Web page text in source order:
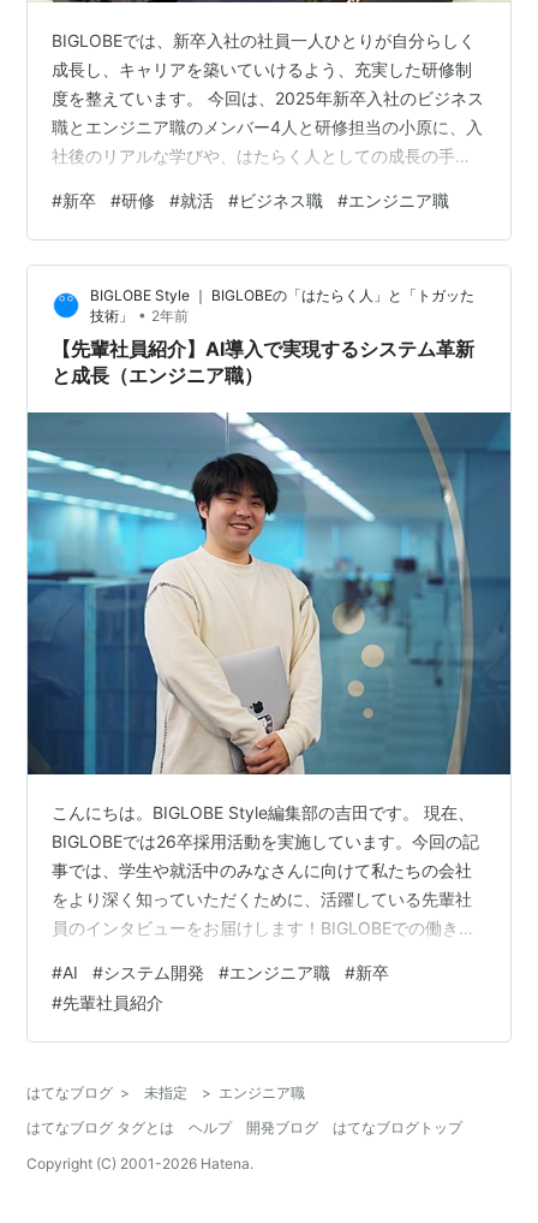
BIGLOBEでは、新卒入社の社員一人ひとりが自分らしく
成長し、キャリアを築いていけるよう、充実した研修制
度を整えています。 今回は、2025年新卒入社のビジネス
職とエンジニア職のメンバー4人と研修担当の小原に、入
社後のリアルな学びや、はたらく人としての成長の手応
に記載しており、研修の内容は見直し変更になる場合も
あります。 BIGLOBEの「きめ細かく、手厚い」新卒研修
学んだことが、仕事に活きる瞬間 入社前にやっておくべ
きこと 最後に、BIGLOBEへの入社を考えている学生さん
へのメッセージ BIGLOBEの「きめ細かく、手厚い」新卒
研修…
#新卒 #研修 #就活 #ビジネス職 #エンジニア職
BIGLOBE Style ｜ BIGLOBEの「はたらく人」と「トガッた
技術」
• 2年前
【先輩社員紹介】AI導入で実現するシステム革新
と成長（エンジニア職）
こんにちは。BIGLOBE Style編集部の吉田です。 現在、
BIGLOBEでは26卒採用活動を実施しています。今回の記
事では、学生や就活中のみなさんに向けて私たちの会社
をより深く知っていただくために、活躍している先輩社
員のインタビューをお届けします！BIGLOBEでの働き方
ひご一読ください。 第1弾は、入社2年目のエンジニアで
す。どのように仕事に取り組み、成長しているのか、具
体的な経験を通じてお話しします。 【エンジニア職】 川
推進部 AI・分析グループ 入社：2023年4月新卒担当…
#AI #システム開発 #エンジニア職 #新卒
#先輩社員紹介
はてなブログ > 未指定 > エンジニア職
はてなブログ タグとは
ヘルプ 開発ブログ
はてなブログトップ
Copyright (C) 2001-2026 Hatena.